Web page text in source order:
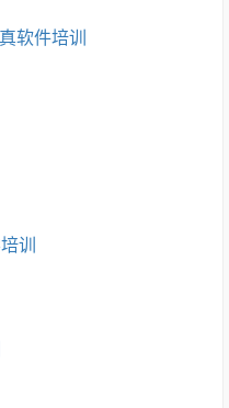
软件培训
训